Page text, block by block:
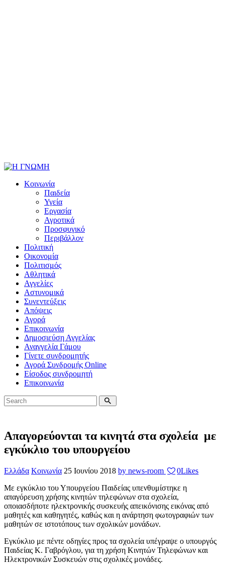
Κοινωνία
Παιδεία
Υγεία
Εργασία
Αγροτικά
Προσφυγικό
Περιβάλλον
Πολιτική
Οικονομία
Πολιτισμός
Αθλητικά
Αγγελίες
Αστυνομικά
Συνεντεύξεις
Απόψεις
Αγορά
Επικοινωνία
Δημοσιεύση Αγγελίας
Αναγγελία Γάμου
Γίνετε συνδρομητής
Αγορά Συνδρομής Online
Είσοδος συνδρομητή
Επικοινωνία
Απαγορεύονται τα κινητά στα σχολεία με
εγκύκλιο του υπουργείου
Ελλάδα Κοινωνία 25 Ιουνίου 2018 by news-room 0Likes
Με εγκύκλιο του Υπουργείου Παιδείας υπενθυμίστηκε η
απαγόρευση χρήσης κινητών τηλεφώνων στα σχολεία,
οποιασδήποτε ηλεκτρονικής συσκευής απεικόνισης εικόνας από
μαθητές και καθηγητές, καθώς και η ανάρτηση φωτογραφιών των
μαθητών σε ιστοτόπους των σχολικών μονάδων.
Εγκύκλιο με πέντε οδηγίες προς τα σχολεία υπέγραψε ο υπουργός
Παιδείας Κ. Γαβρόγλου, για τη χρήση Κινητών Τηλεφώνων και
Ηλεκτρονικών Συσκευών στις σχολικές μονάδες.